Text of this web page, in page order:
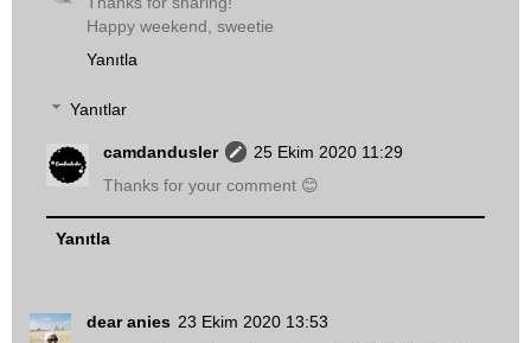
Happy weekend, sweetie
Yanıtla
Yanıtlar
camdandusler
25 Ekim 2020 11:29
Thanks for your comment 😊
Yanıtla
dear anies 23 Ekim 2020 13:53